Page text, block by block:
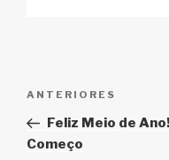
Post
Post
anterior
ANTERIORES
Feliz Meio de
Começo